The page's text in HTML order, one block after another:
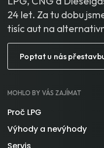
24 let. Za tu dobu
tisíc aut na
Poptat u nás
MOHLO BY VÁS ZAJÍMAT
Proč LPG
Výhody a nevýhody